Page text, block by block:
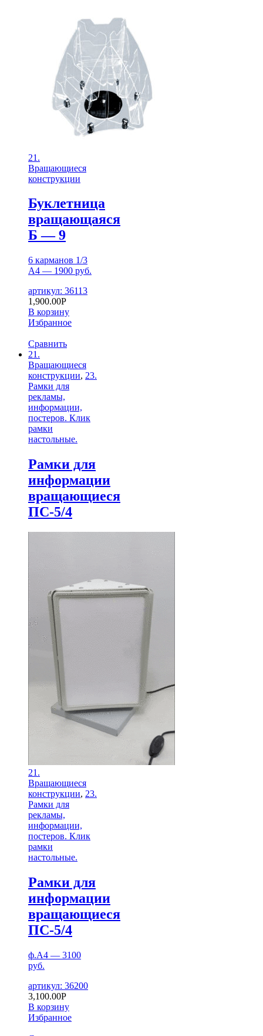
21.
Вращающиеся
конструкции
Буклетница
вращающаяся
Б — 9
6 карманов 1/3
А4 — 1900 руб.
артикул: 36113
1,900.00Р
В корзину
Избранное
Сравнить
21.
Вращающиеся
конструкции, 23.
Рамки для
рекламы,
информации,
постеров. Клик
рамки
настольные.
Рамки для
информации
вращающиеся
ПС-5/4
21.
Вращающиеся
конструкции, 23.
Рамки для
рекламы,
информации,
постеров. Клик
рамки
настольные.
Рамки для
информации
вращающиеся
ПС-5/4
ф.А4 — 3100
руб.
артикул: 36200
3,100.00Р
В корзину
Избранное